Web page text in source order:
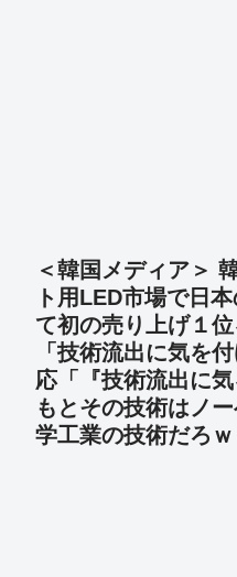
＜韓国メディア＞
ト用LED市場で日
て初の売り上げ１
「技術流出に気を
応「『技術流出に
もとその技術はノ
学工業の技術だろｗ